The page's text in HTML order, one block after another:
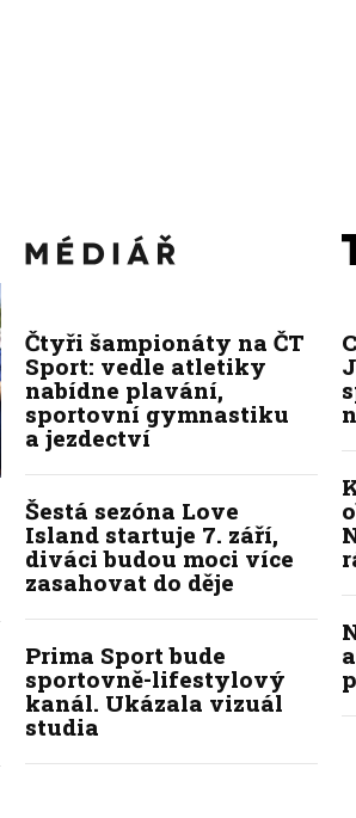
Čtyři šampionáty na ČT
Sport: vedle atletiky
nabídne plavání,
sportovní gymnastiku
a jezdectví
Šestá sezóna Love
Island startuje 7. září,
diváci budou moci více
zasahovat do děje
Prima Sport bude
sportovně-lifestylový
kanál. Ukázala vizuál
studia